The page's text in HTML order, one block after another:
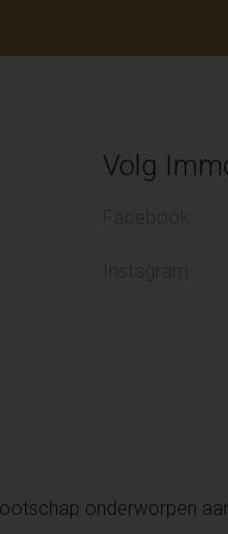
Volg
Facebook
Instagram
onderworpen